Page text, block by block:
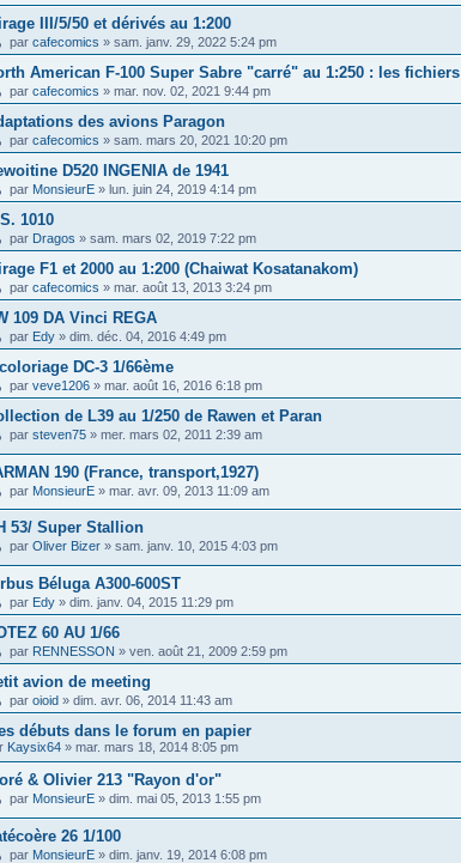
III/5/50 et dérivés au 1:200
par cafecomics » sam. janv. 29, 2022 5:24 pm
American F-100 Super Sabre "carré" au 1:250 : les fichiers
par cafecomics » mar. nov. 02, 2021 9:44 pm
des avions Paragon
par cafecomics » sam. mars 20, 2021 10:20 pm
D520 INGENIA de 1941
par MonsieurE » lun. juin 24, 2019 4:14 pm
1010
par Dragos » sam. mars 02, 2019 7:22 pm
F1 et 2000 au 1:200 (Chaiwat Kosatanakom)
par cafecomics » mar. août 13, 2013 3:24 pm
109 DA Vinci REGA
par Edy » dim. déc. 04, 2016 4:49 pm
DC-3 1/66ème
par veve1206 » mar. août 16, 2016 6:18 pm
de L39 au 1/250 de Rawen et Paran
par steven75 » mer. mars 02, 2011 2:39 am
190 (France, transport,1927)
par MonsieurE » mar. avr. 09, 2013 11:09 am
53/ Super Stallion
par Oliver Bizer » sam. janv. 10, 2015 4:03 pm
Béluga A300-600ST
par Edy » dim. janv. 04, 2015 11:29 pm
60 AU 1/66
par RENNESSON » ven. août 21, 2009 2:59 pm
avion de meeting
par oioid » dim. avr. 06, 2014 11:43 am
débuts dans le forum en papier
Kaysix64 » mar. mars 18, 2014 8:05 pm
& Olivier 213 "Rayon d'or"
par MonsieurE » dim. mai 05, 2013 1:55 pm
26 1/100
par MonsieurE » dim. janv. 19, 2014 6:08 pm